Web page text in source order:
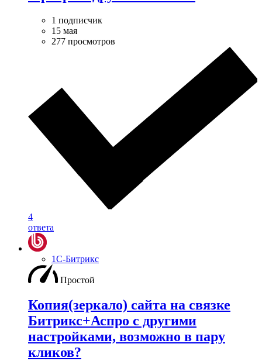
1 подписчик
15 мая
277 просмотров
4
ответа
1С-Битрикс
Простой
Копия(зеркало) сайта на связке
Битрикс+Аспро с другими
настройками, возможно в пару
кликов?